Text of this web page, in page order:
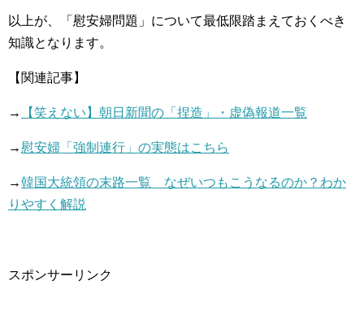
以上が、「慰安婦問題」について最低限踏まえておくべき
知識となります。
【関連記事】
→ 【笑えない】朝日新聞の「捏造」・虚偽報道一覧
→慰安婦「強制連行」の実態はこちら
→韓国大統領の末路一覧 なぜいつもこうなるのか？わか
りやすく解説
スポンサーリンク